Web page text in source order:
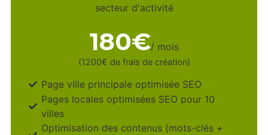
secteur d'activité
180€/ mois
(1200€ de frais de création)
Page ville principale optimisée SEO
Pages locales optimisées SEO pour 10
villes
Optimisation des contenus (mots-clés +